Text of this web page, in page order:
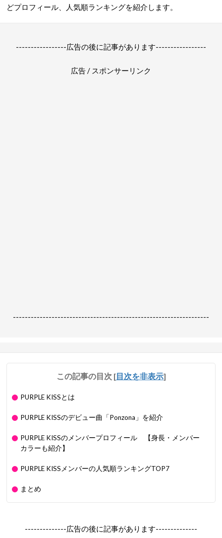
どプロフィール、人気順ランキングを紹介します。
-----------------広告の後に記事があります-----------------
広告 / スポンサーリンク
------------------------------------------------------------------
この記事の目次 [目次を非表示]
PURPLE KISSとは
PURPLE KISSのデビュー曲「Ponzona」を紹介
PURPLE KISSのメンバープロフィール 【身長・メンバー
カラーも紹介】
PURPLE KISSメンバーの人気順ランキングTOP7
まとめ
--------------広告の後に記事があります--------------